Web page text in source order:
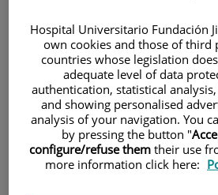
Pacientes y visitantes
Hospital Universitario Fundación
own cookies and those of third
countries whose legislation
adequate level of data
authentication, statistical
and showing personalised
analysis of your navigation. You
by pressing the button "
configure/refuse them their use
more information click here: